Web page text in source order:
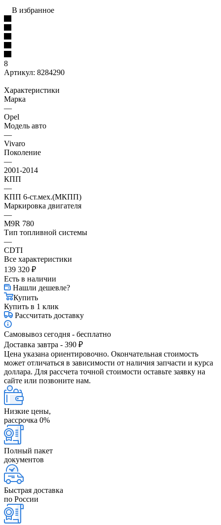
В избранное
8
Артикул: 8284290
Характеристики
Марка
—
Opel
Модель авто
—
Vivaro
Поколение
—
2001-2014
КПП
—
КПП 6-ст.мех.(МКПП)
Маркировка двигателя
—
M9R 780
Тип топливной системы
—
CDTI
Все характеристики
139 320 ₽
Есть в наличии
Нашли дешевле?
Купить
Купить в 1 клик
Рассчитать доставку
Самовывоз сегодня - бесплатно
Доставка завтра - 390 ₽
Цена указана ориентировочно. Окончательная стоимость
может отличаться в зависимости от наличия запчасти и курса
доллара. Для рассчета точной стоимости оставьте заявку на
сайте или позвоните нам.
Низкие цены,
рассрочка 0%
Полный пакет
документов
Быстрая доставка
по России